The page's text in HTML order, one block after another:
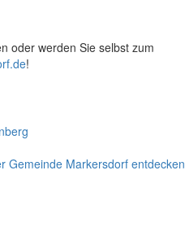
oder werden Sie selbst zum
!